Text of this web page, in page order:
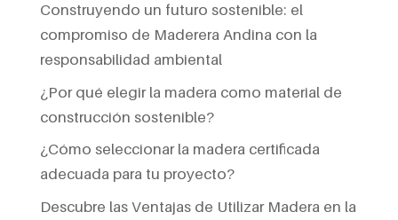
Construyendo un futuro sostenible: el
compromiso de Maderera Andina con la
responsabilidad ambiental
¿Por qué elegir la madera como material de
construcción sostenible?
¿Cómo seleccionar la madera certificada
adecuada para tu proyecto?
Descubre las Ventajas de Utilizar Madera en la